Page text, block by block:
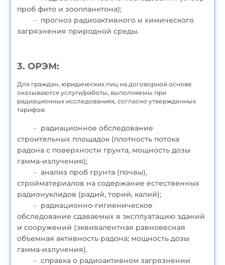
проб фито и зоопланктона);
прогноз радиоактивного и химического
загрязнения природной среды.
3. ОРЭМ:
Для граждан, юридических лиц на договорной основе
оказываются услуги/работы, выполняемы при
радиационных исследованиях, согласно утвержденных
тарифов:
радиационное обследование
строительных площадок (плотность потока
радона с поверхности грунта, мощность дозы
гамма-излучения);
анализ проб грунта (почвы),
стройматериалов на содержание естественных
радионуклидов (радий, торий, калий);
радиационно-гигиеническое
обследование сдаваемых в эксплуатацию зданий
и сооружений (эквивалентная равновесная
объемная активность радона; мощность дозы
гамма-излучения).
справка о радиоактивном загрязнении